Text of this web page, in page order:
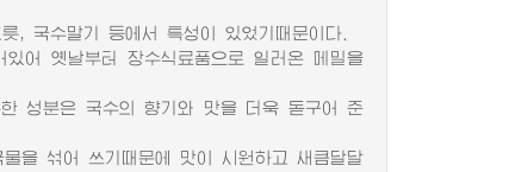
국수말기 등에서 특성이 있었기때문이다.
어 옛날부터 장수식료품으로 일러온 메밀을
성분은 국수의 향기와 맛을 더욱 돋구어 준
을 섞어 쓰기때문에 맛이 시원하고 새큼달달